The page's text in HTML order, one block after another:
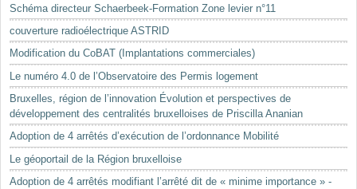
Mots-clés
Renseignements urbanistiques
Schéma directeur Schaerbeek-Formation Zone levier n°11
couverture radioélectrique ASTRID
Modification du CoBAT (Implantations commerciales)
Le numéro 4.0 de l’Observatoire des Permis logement
Bruxelles, région de l’innovation Évolution et perspectives de
développement des centralités bruxelloises de Priscilla Ananian
Adoption de 4 arrêtés d’exécution de l’ordonnance Mobilité
Le géoportail de la Région bruxelloise
Adoption de 4 arrêtés modifiant l’arrêté dit de « minime importance » -